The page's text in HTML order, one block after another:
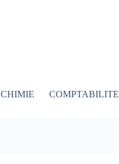
CHIMIE COMPTABILITE